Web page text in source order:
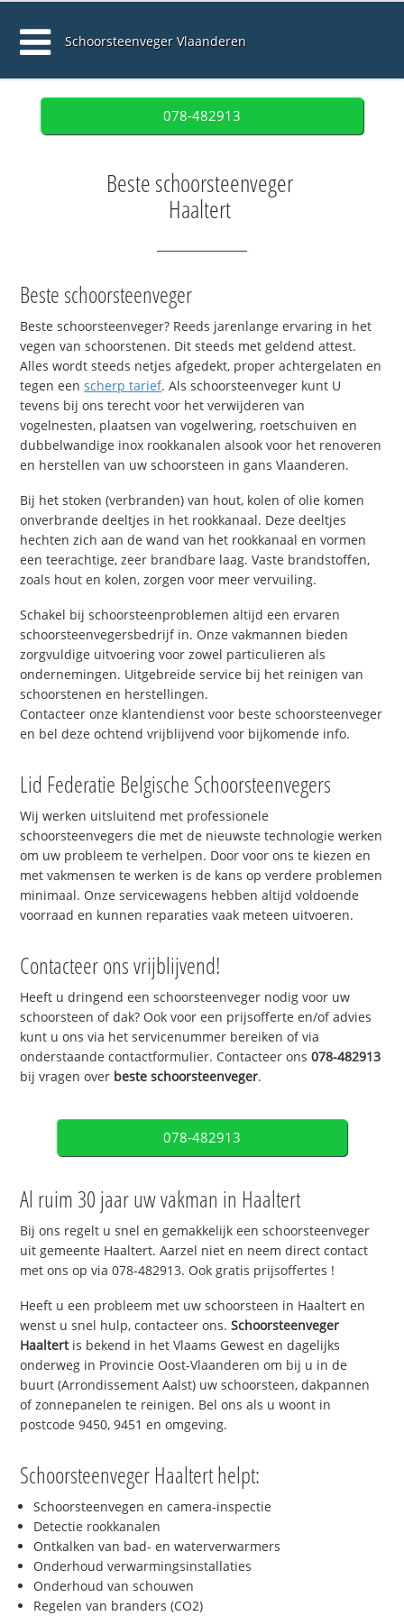
Schoorsteenveger Vlaanderen
078-482913
Beste schoorsteenveger
Haaltert
Beste schoorsteenveger
Beste schoorsteenveger? Reeds jarenlange ervaring in het
vegen van schoorstenen. Dit steeds met geldend attest.
Alles wordt steeds netjes afgedekt, proper achtergelaten en
tegen eenscherp tarief. Als schoorsteenveger kunt U
tevens bij ons terecht voor het verwijderen van
vogelnesten, plaatsen van vogelwering, roetschuiven en
dubbelwandige inox rookkanalen alsook voor het renoveren
en herstellen van uw schoorsteen in gans Vlaanderen.
Bij het stoken (verbranden) van hout, kolen of olie komen
onverbrande deeltjes in het rookkanaal. Deze deeltjes
hechten zich aan de wand van het rookkanaal en vormen
een teerachtige, zeer brandbare laag. Vaste brandstoffen,
zoals hout en kolen, zorgen voor meer vervuiling.
Schakel bij schoorsteenproblemen altijd een ervaren
schoorsteenvegersbedrijf in. Onze vakmannen bieden
zorgvuldige uitvoering voor zowel particulieren als
ondernemingen. Uitgebreide service bij het reinigen van
schoorstenen en herstellingen.
Contacteer onze klantendienst voor beste schoorsteenveger
en bel deze ochtend vrijblijvend voor bijkomende info.
Lid Federatie Belgische Schoorsteenvegers
Wij werken uitsluitend met professionele
schoorsteenvegers die met de nieuwste technologie werken
om uw probleem te verhelpen. Door voor ons te kiezen en
met vakmensen te werken is de kans op verdere problemen
minimaal. Onze servicewagens hebben altijd voldoende
voorraad en kunnen reparaties vaak meteen uitvoeren.
Contacteer ons vrijblijvend!
Heeft u dringend een schoorsteenveger nodig voor uw
schoorsteen of dak? Ook voor een prijsofferte en/of advies
kunt u ons via het servicenummer bereiken of via
onderstaande contactformulier. Contacteer ons078-482913
bij vragen over beste schoorsteenveger.
078-482913
Al ruim 30 jaar uw vakman in Haaltert
Bij ons regelt u snel en gemakkelijk een schoorsteenveger
uit gemeente Haaltert. Aarzel niet en neem direct contact
met ons op via 078-482913. Ook gratis prijsoffertes !
Heeft u een probleem met uw schoorsteen in Haaltert en
wenst u snel hulp, contacteer ons.Schoorsteenveger
Haaltertis bekend in het Vlaams Gewest en dagelijks
onderweg in Provincie Oost-Vlaanderen om bij u in de
buurt (Arrondissement Aalst) uw schoorsteen, dakpannen
of zonnepanelen te reinigen. Bel ons als u woont in
postcode 9450, 9451 en omgeving.
Schoorsteenveger Haaltert helpt:
Schoorsteenvegen en camera-inspectie
Detectie rookkanalen
Ontkalken van bad- en waterverwarmers
Onderhoud verwarmingsinstallaties
Onderhoud van schouwen
Regelen van branders (CO2)